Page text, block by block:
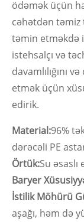
ödəmək üçün
cəhətdən təmiz
təmin etməkdə
istehsalçı və
davamlılığını
etmək üçün
edirik.
Material:96%
dərəcəli PE
Örtük:Su
Baryer
İstilik Möhürü
aşağı, həm də